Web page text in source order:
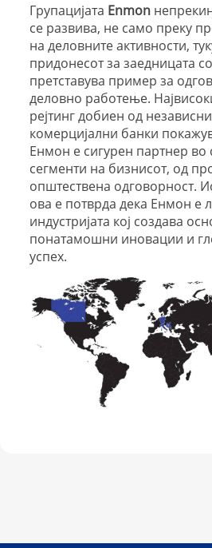
Групацијата Enmon
се развива, не само преку
на деловните активности,
придонесот за заедницата
претставува пример за
деловно работење.
рејтинг добиен од
комерцијални банки
Енмон е сигурен партнер во
сегменти на бизнисот, од
општествена одговорност.
ова е потврда дека Енмон е
индустријата кој создава
понатамошни иновации и
успех.